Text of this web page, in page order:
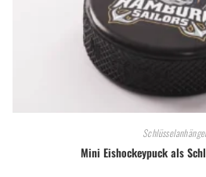
Mini Eishockeypuck als